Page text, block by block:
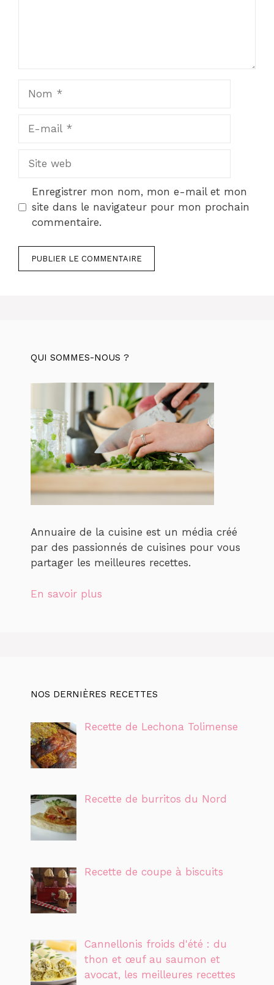
Site
Enregistrer mon nom, mon e-mail et mon
site dans le navigateur pour mon prochain
commentaire.
QUI SOMMES-NOUS ?
Annuaire de la cuisine est un média créé
par des passionnés de cuisines pour vous
partager les meilleures recettes.
En savoir plus
NOS DERNIÈRES RECETTES
Recette de Lechona Tolimense
Recette de burritos du Nord
Recette de coupe à biscuits
Cannellonis froids d'été : du
thon et œuf au saumon et
avocat, les meilleures recettes